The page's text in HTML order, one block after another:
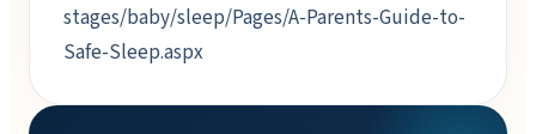
stages/baby/sleep/Pages/A-Parents-Guide-to-
Safe-Sleep.aspx